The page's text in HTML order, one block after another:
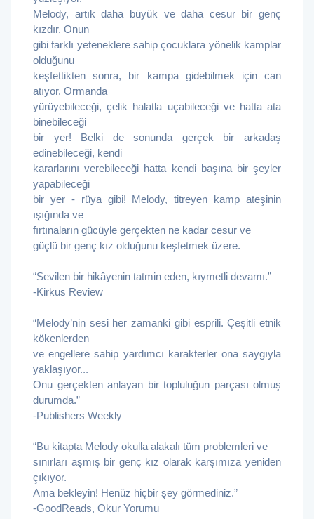
Melody, artık daha büyük ve daha cesur bir genç
kızdır. Onun
gibi farklı yeteneklere sahip çocuklara yönelik kamplar
olduğunu
keşfettikten sonra, bir kampa gidebilmek için can
atıyor. Ormanda
yürüyebileceği, çelik halatla uçabileceği ve hatta ata
binebileceği
bir yer! Belki de sonunda gerçek bir arkadaş
edinebileceği, kendi
kararlarını verebileceği hatta kendi başına bir şeyler
yapabileceği
bir yer - rüya gibi! Melody, titreyen kamp ateşinin
ışığında ve
fırtınaların gücüyle gerçekten ne kadar cesur ve
güçlü bir genç kız olduğunu keşfetmek üzere.
“Sevilen bir hikâyenin tatmin eden, kıymetli devamı.”
-Kirkus Review
“Melody’nin sesi her zamanki gibi esprili. Çeşitli etnik
kökenlerden
ve engellere sahip yardımcı karakterler ona saygıyla
yaklaşıyor...
Onu gerçekten anlayan bir topluluğun parçası olmuş
durumda.”
-Publishers Weekly
“Bu kitapta Melody okulla alakalı tüm problemleri ve
sınırları aşmış bir genç kız olarak karşımıza yeniden
çıkıyor.
Ama bekleyin! Henüz hiçbir şey görmediniz.”
-GoodReads, Okur Yorumu